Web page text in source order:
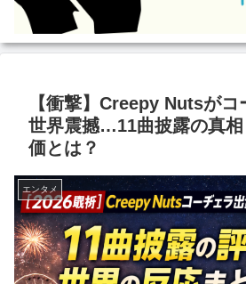
【衝撃】Creepy Nutsが
世界震撼…11曲披露の真
価とは？
エンタメ